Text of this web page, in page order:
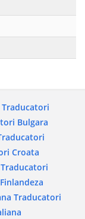
Traducatori
Bulgara
Croata
Traducatori
Traducatori